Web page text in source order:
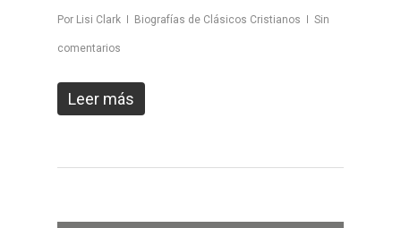
Por Lisi Clark Biografías de Clásicos Cristianos Sin
comentarios
Leer más